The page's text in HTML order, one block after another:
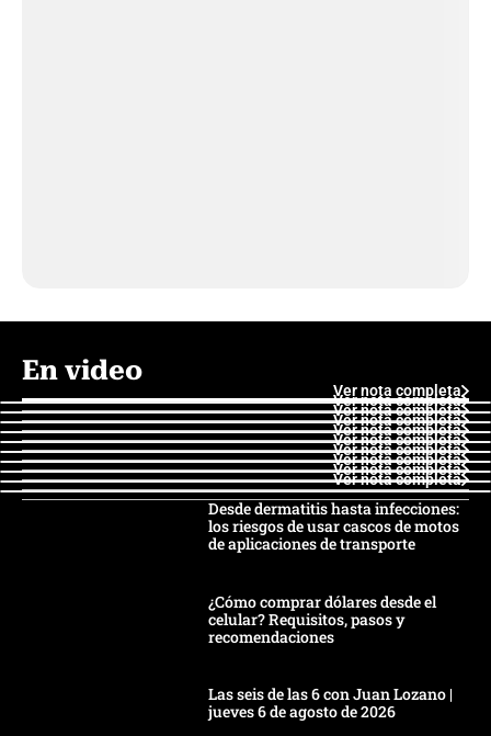
En video
Ver nota completa
Ver nota completa
Ver nota completa
Ver nota completa
Ver nota completa
Ver nota completa
Ver nota completa
Ver nota completa
Ver nota completa
Ver nota completa
Desde dermatitis hasta infecciones:
los riesgos de usar cascos de motos
de aplicaciones de transporte
¿Cómo comprar dólares desde el
celular? Requisitos, pasos y
recomendaciones
Las seis de las 6 con Juan Lozano |
jueves 6 de agosto de 2026